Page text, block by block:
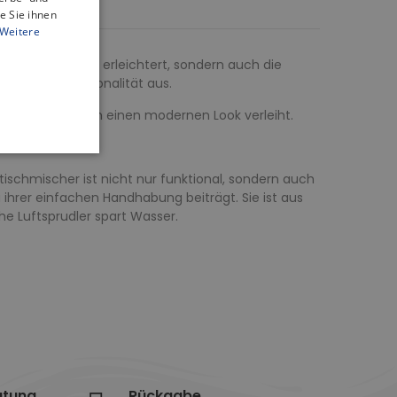
Badezimmers erleichtert, sondern auch die
Funktionalität aus.
Waschtisch einen modernen Look verleiht.
ist nicht nur funktional, sondern auch
einfachen Handhabung beiträgt. Sie ist aus
Luftsprudler spart Wasser.
Sie ihnen
Weitere